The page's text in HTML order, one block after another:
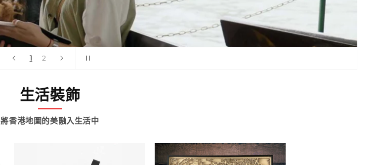
1 2
生活裝飾
將香港地圖的美融入生活中